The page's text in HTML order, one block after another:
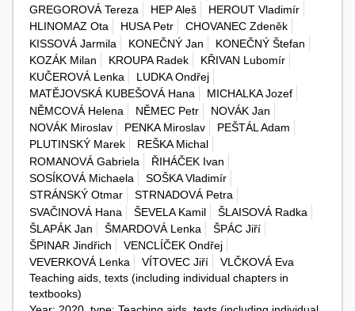
GREGOROVÁ Tereza
HEP Aleš
HEROUT Vladimír
HLINOMAZ Ota
HUSA Petr
CHOVANEC Zdeněk
KISSOVÁ Jarmila
KONEČNÝ Jan
KONEČNÝ Štefan
KOZÁK Milan
KROUPA Radek
KŘIVAN Lubomír
KUČEROVÁ Lenka
LUDKA Ondřej
MATĚJOVSKÁ KUBEŠOVÁ Hana
MICHALKA Jozef
NĚMCOVÁ Helena
NĚMEC Petr
NOVÁK Jan
NOVÁK Miroslav
PENKA Miroslav
PEŠTÁL Adam
PLUTINSKÝ Marek
REŠKA Michal
ROMANOVÁ Gabriela
ŘIHÁČEK Ivan
SOSÍKOVÁ Michaela
SOŠKA Vladimír
STRÁNSKÝ Otmar
STRNADOVÁ Petra
SVAČINOVÁ Hana
ŠEVELA Kamil
ŠLAISOVÁ Radka
ŠLAPÁK Jan
ŠMARDOVÁ Lenka
ŠPÁC Jiří
ŠPINAR Jindřich
VENCLÍČEK Ondřej
VEVERKOVÁ Lenka
VÍTOVEC Jiří
VLČKOVÁ Eva
Teaching aids, texts (including individual chapters in
textbooks)